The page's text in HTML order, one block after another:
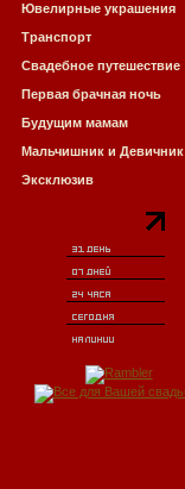
Ювелирные украшения
Транспорт
Свадебное путешествие
Первая брачная ночь
Будущим мамам
Мальчишник и Девичник
Эксклюзив